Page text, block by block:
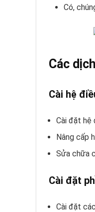
Có,
Các
Cài hệ
Cài đặt hệ
Nâng cấp
Sửa chữa
Cài đặt
Cài đặt